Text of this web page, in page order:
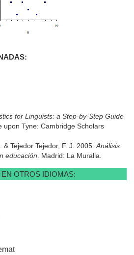
for Linguists: a Step-by-Step Guide
upon Tyne: Cambridge Scholars
Tejedor Tejedor, F. J. 2005. Análisis
educación . Madrid: La Muralla.
OTROS IDIOMAS: